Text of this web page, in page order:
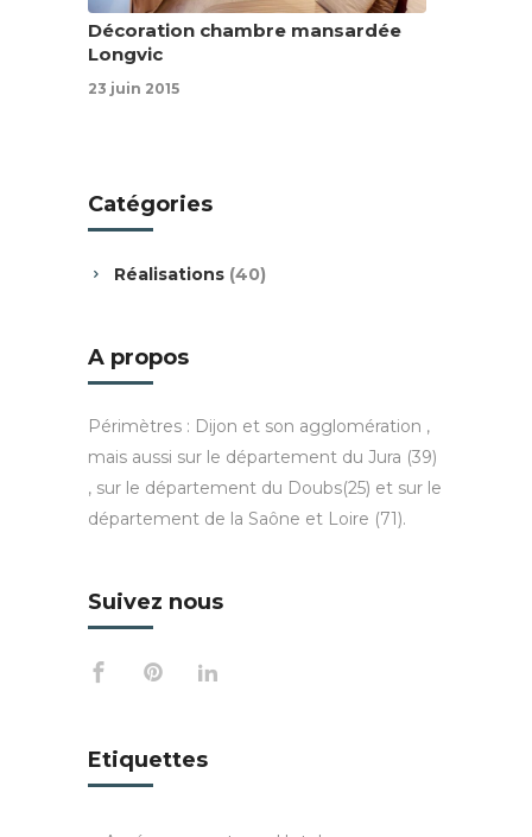
Décoration chambre mansardée
Longvic
23 juin 2015
Catégories
Réalisations (40)
A propos
Périmètres : Dijon et son agglomération ,
mais aussi sur le département du Jura (39)
, sur le département du Doubs(25) et sur le
département de la Saône et Loire (71).
Suivez nous
Etiquettes